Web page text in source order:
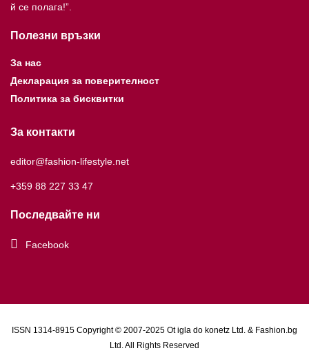
й се полага!”.
Полезни връзки
За нас
Декларация за поверителност
Политика за бисквитки
За контакти
editor@fashion-lifestyle.net
+359 88 227 33 47
Последвайте ни
Facebook
ISSN 1314-8915 Copyright © 2007-2025 Ot igla do konetz Ltd. & Fashion.bg
Ltd. All Rights Reserved